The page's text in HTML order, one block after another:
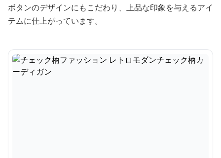
ボタンのデザインにもこだわり、上品な印象を与えるアイ
テムに仕上がっています。